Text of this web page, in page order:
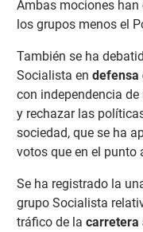
Ambas mociones
los grupos menos el
También se ha
Socialista en defensa
con independencia
y rechazar las
sociedad, que se ha
votos que en el punto
Se ha registrado la
grupo Socialista
tráfico de la carretera